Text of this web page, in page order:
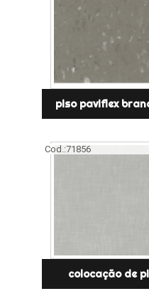
piso paviflex
Cod.:71856
colocação de